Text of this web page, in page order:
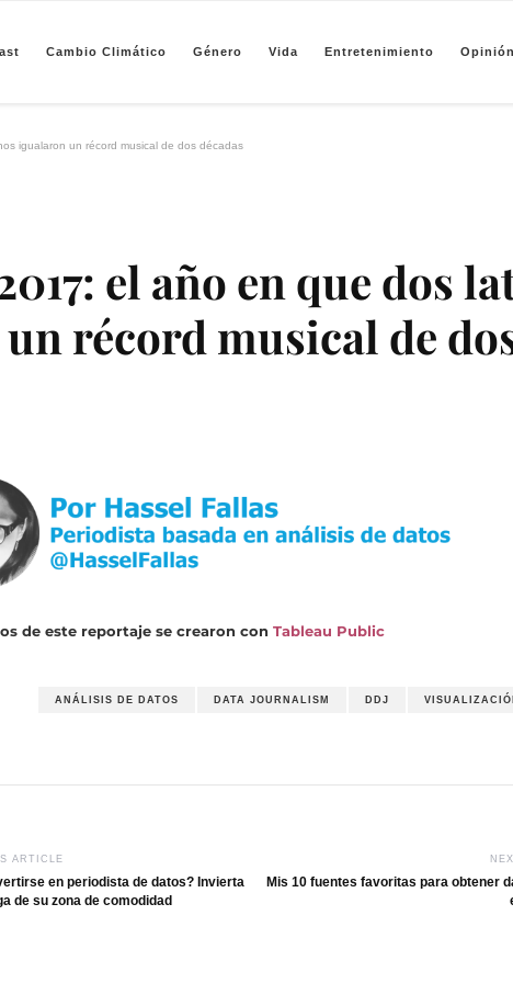
de periodismo basado en análisis de datos y visualización de información sobre
Cambio Climático Género Vida Entretenimiento Opinión
igualaron un récord musical de dos décadas
el año en que dos
récord musical de
de este reportaje se crearon con Tableau Public
ANÁLISIS DE DATOS DATA JOURNALISM DDJ
ARTICLE
en periodista de datos? Invierta
de su zona de comodidad
Mis 10 fuentes favoritas para obtener